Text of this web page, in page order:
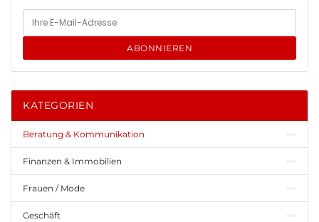
ABONNIEREN
KATEGORIEN
Beratung & Kommunikation
Finanzen & Immobilien
Frauen / Mode
Geschäft